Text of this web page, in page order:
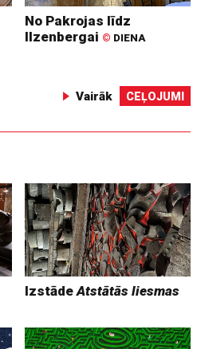
No Pakrojas līdz
Ilzenbergai © DIENA
Vairāk CEĻOJUMI
IzstādeAtstātās liesmas